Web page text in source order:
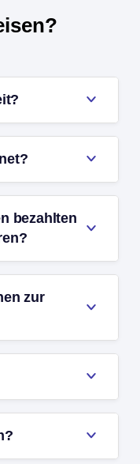
bezahlten
zur